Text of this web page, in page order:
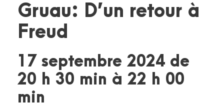
Gruau: D’un retour à
Freud
17 septembre 2024 de
20 h 30 min à 22 h 00
min